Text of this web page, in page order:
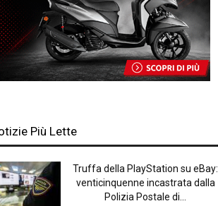
Più Lette
Truffa della PlayStation su eBay:
venticinquenne incastrata dalla
Polizia Postale di...